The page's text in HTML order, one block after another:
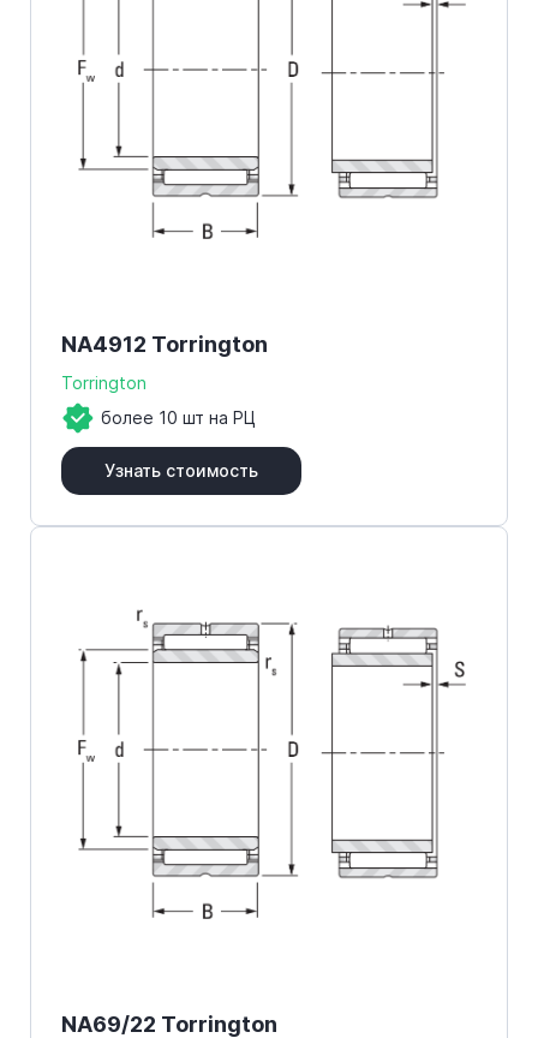
NA4912 Torrington
Torrington
более 10 шт на РЦ
Узнать стоимость
NA69/22 Torrington